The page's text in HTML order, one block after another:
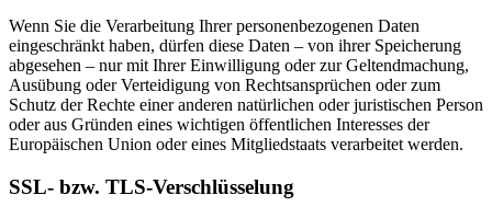
Wenn Sie die Verarbeitung Ihrer personenbezogenen Daten
eingeschränkt haben, dürfen diese Daten – von ihrer Speicherung
abgesehen – nur mit Ihrer Einwilligung oder zur Geltendmachung,
Ausübung oder Verteidigung von Rechtsansprüchen oder zum
Schutz der Rechte einer anderen natürlichen oder juristischen Person
oder aus Gründen eines wichtigen öffentlichen Interesses der
Europäischen Union oder eines Mitgliedstaats verarbeitet werden.
SSL- bzw. TLS-Verschlüsselung